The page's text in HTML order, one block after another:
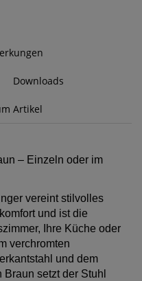
Downloads
Artikel
– Einzeln oder im
vereint stilvolles
und ist die
Ihre Küche oder
verchromten
und dem
setzt der Stuhl